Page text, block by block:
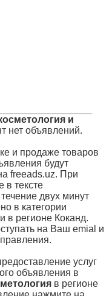
и
нет объявлений.
и продаже товаров
будут
freeads.uz. При
в тексте
двух минут
в категории
в регионе Коканд.
на Ваш emial и
услуг
объявления в
в регионе